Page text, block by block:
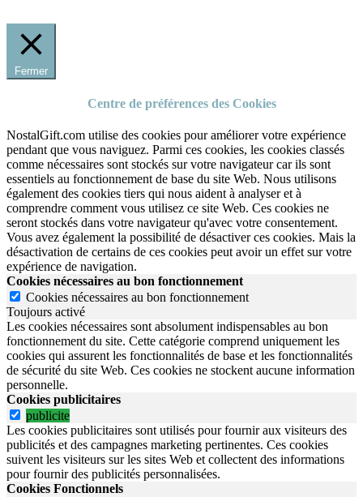
Fermer
Centre de préférences des Cookies
NostalGift.com utilise des cookies pour améliorer votre expérience
pendant que vous naviguez. Parmi ces cookies, les cookies classés
comme nécessaires sont stockés sur votre navigateur car ils sont
essentiels au fonctionnement de base du site Web. Nous utilisons
également des cookies tiers qui nous aident à analyser et à
comprendre comment vous utilisez ce site Web. Ces cookies ne
seront stockés dans votre navigateur qu'avec votre consentement.
Vous avez également la possibilité de désactiver ces cookies. Mais la
désactivation de certains de ces cookies peut avoir un effet sur votre
expérience de navigation.
Cookies nécessaires au bon fonctionnement
Cookies nécessaires au bon fonctionnement
Toujours activé
Les cookies nécessaires sont absolument indispensables au bon
fonctionnement du site. Cette catégorie comprend uniquement les
cookies qui assurent les fonctionnalités de base et les fonctionnalités
de sécurité du site Web. Ces cookies ne stockent aucune information
personnelle.
Cookies publicitaires
publicite
Les cookies publicitaires sont utilisés pour fournir aux visiteurs des
publicités et des campagnes marketing pertinentes. Ces cookies
suivent les visiteurs sur les sites Web et collectent des informations
pour fournir des publicités personnalisées.
Cookies Fonctionnels